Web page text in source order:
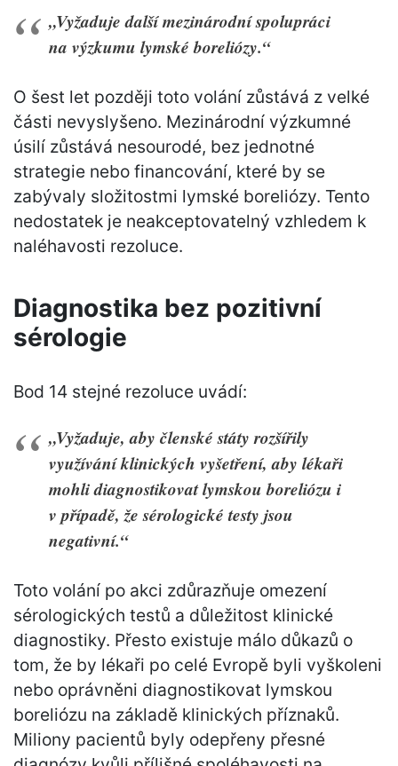
„Vyžaduje další mezinárodní spolupráci
na výzkumu lymské boreliózy.“
O šest let později toto volání zůstává z velké
části nevyslyšeno. Mezinárodní výzkumné
úsilí zůstává nesourodé, bez jednotné
strategie nebo financování, které by se
zabývaly složitostmi lymské boreliózy. Tento
nedostatek je neakceptovatelný vzhledem k
naléhavosti rezoluce.
Diagnostika bez pozitivní
sérologie
Bod 14 stejné rezoluce uvádí:
„Vyžaduje, aby členské státy rozšířily
využívání klinických vyšetření, aby lékaři
mohli diagnostikovat lymskou boreliózu i
v případě, že sérologické testy jsou
negativní.“
Toto volání po akci zdůrazňuje omezení
sérologických testů a důležitost klinické
diagnostiky. Přesto existuje málo důkazů o
tom, že by lékaři po celé Evropě byli vyškoleni
nebo oprávněni diagnostikovat lymskou
boreliózu na základě klinických příznaků.
Miliony pacientů byly odepřeny přesné